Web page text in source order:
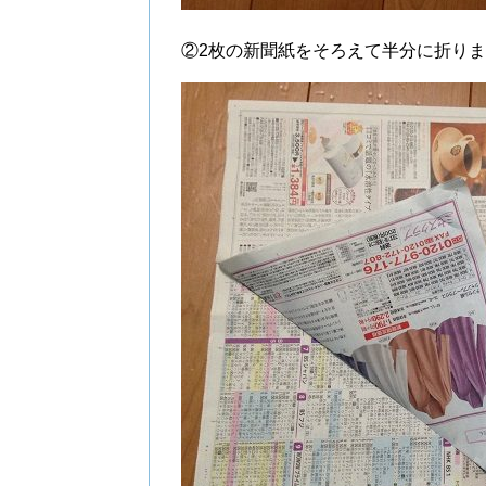
②2枚の新聞紙をそろえて半分に折り